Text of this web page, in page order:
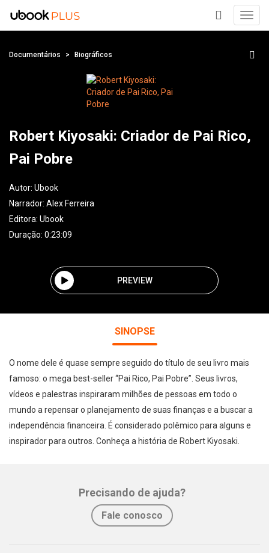
+
Documentários Biográficos
Robert Kiyosaki: Criador de Pai Rico,
Pai Pobre
Autor: Ubook
Narrador: Alex Ferreira
Editora: Ubook
Duração: 0:23:09
PREVIEW
SINOPSE
O nome dele é quase sempre seguido do título de seu livro mais
famoso: o mega best-seller “Pai Rico, Pai Pobre”. Seus livros,
vídeos e palestras inspiraram milhões de pessoas em todo o
mundo a repensar o planejamento de suas finanças e a buscar a
independência financeira. É considerado polêmico para alguns e
inspirador para outros. Conheça a história de Robert Kiyosaki.
Precisando de ajuda?
Fale conosco
Facebook Twitter